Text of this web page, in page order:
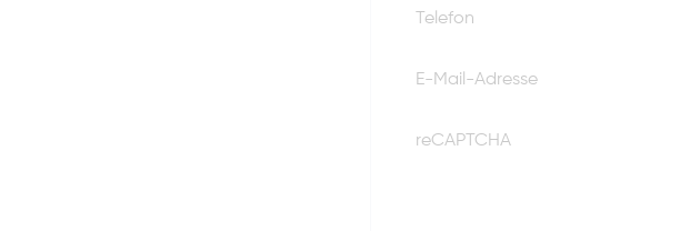
Telefon
E-Mail-Adresse
reCAPTCHA